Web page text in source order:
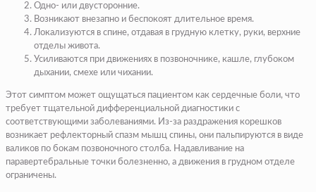
Одно- или двусторонние.
Возникают внезапно и беспокоят длительное время.
Локализуются в спине, отдавая в грудную клетку, руки, верхние
отделы живота.
Усиливаются при движениях в позвоночнике, кашле, глубоком
дыхании, смехе или чихании.
Этот симптом может ощущаться пациентом как сердечные боли, что
требует тщательной дифференциальной диагностики с
соответствующими заболеваниями. Из-за раздражения корешков
возникает рефлекторный спазм мышц спины, они пальпируются в виде
валиков по бокам позвоночного столба. Надавливание на
паравертебральные точки болезненно, а движения в грудном отделе
ограничены.